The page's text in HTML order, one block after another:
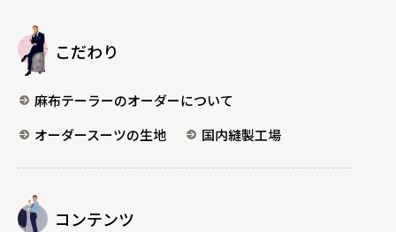
こだわり
麻布テーラーのオーダーについて
オーダースーツの生地
国内縫製工場
コンテンツ